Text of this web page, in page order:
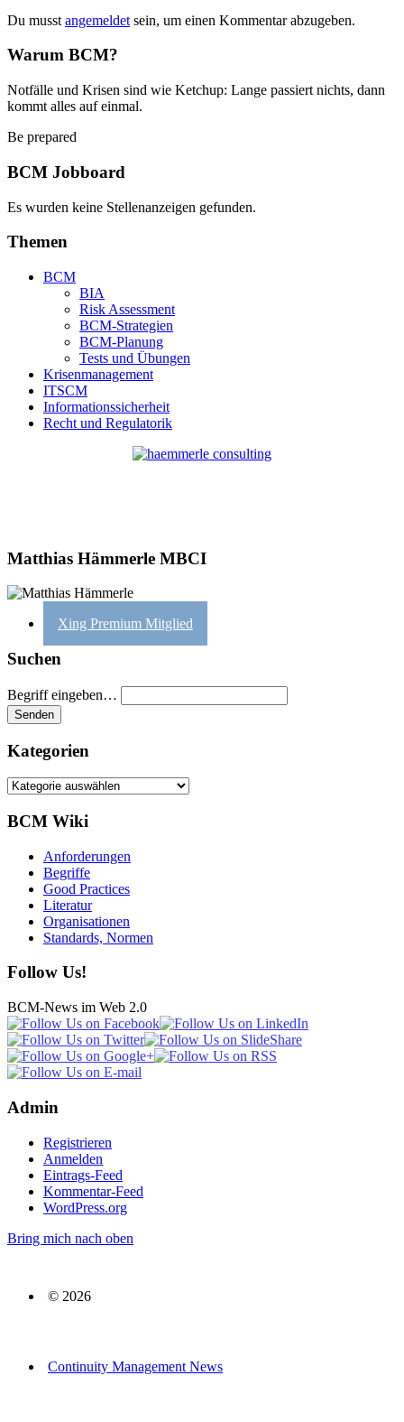
Du musst angemeldet sein, um einen Kommentar abzugeben.
Warum BCM?
Notfälle und Krisen sind wie Ketchup: Lange passiert nichts, dann
kommt alles auf einmal.
Be prepared
BCM Jobboard
Es wurden keine Stellenanzeigen gefunden.
Themen
BCM
BIA
Risk Assessment
BCM-Strategien
BCM-Planung
Tests und Übungen
Krisenmanagement
ITSCM
Informationssicherheit
Recht und Regulatorik
Matthias Hämmerle MBCI
Xing Premium Mitglied
Suchen
Begriff eingeben…
Kategorien
Kategorien
BCM Wiki
Anforderungen
Begriffe
Good Practices
Literatur
Organisationen
Standards, Normen
Follow Us!
BCM-News im Web 2.0
Admin
Registrieren
Anmelden
Eintrags-Feed
Kommentar-Feed
WordPress.org
Bring mich nach oben
© 2026
Continuity Management News